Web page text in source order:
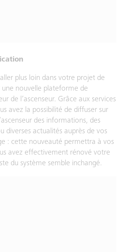
plus loin dans votre projet de
nouvelle plateforme de
de l’ascenseur. Grâce aux services
avez la possibilité de diffuser sur
des informations, des
diverses actualités auprès de vos
: cette nouveauté permettra à vos
avez effectivement rénové votre
du système semble inchangé.